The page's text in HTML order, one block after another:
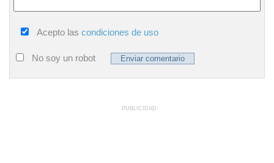
Acepto las condiciones de uso
No soy un robot
PUBLICIDAD